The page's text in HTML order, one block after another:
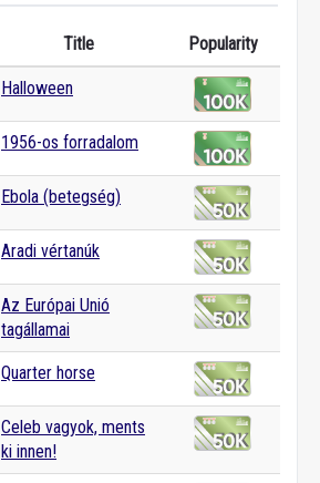
Title Popularity
Halloween
1956-os forradalom
Ebola (betegség)
Aradi vértanúk
Az Európai Unió
tagállamai
Quarter horse
Celeb vagyok, ments
ki innen!